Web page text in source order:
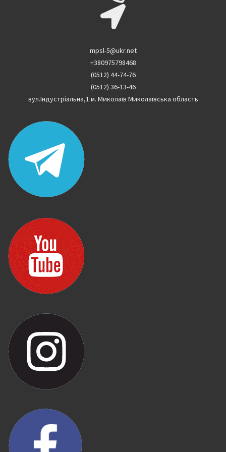
mpsl-5@ukr.net
+380975798468
(0512) 44-74-76
(0512) 36-13-46
вул.Індустріальна,1 м. Миколаїв Миколаївська область